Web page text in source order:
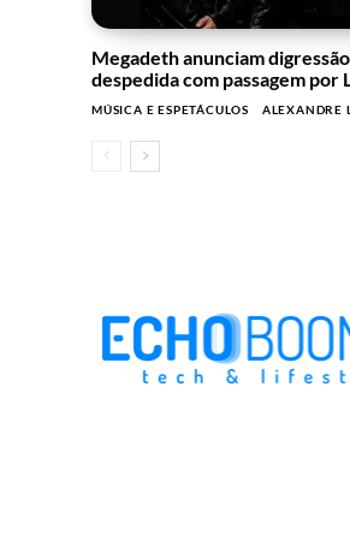
Megadeth anunciam
despedida com passagem por
MÚSICA E ESPETÁCULOS ALEXANDRE